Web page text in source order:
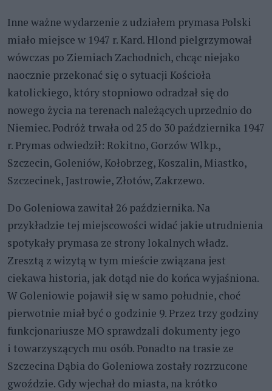
Inne ważne wydarzenie z udziałem prymasa Polski
miało miejsce w 1947 r. Kard. Hlond pielgrzymował
wówczas po Ziemiach Zachodnich, chcąc niejako
naocznie przekonać się o sytuacji Kościoła
katolickiego, który stopniowo odradzał się do
nowego życia na terenach należących uprzednio do
Niemiec. Podróż trwała od 25 do 30 października 1947
r. Prymas odwiedził: Rokitno, Gorzów Wlkp.,
Szczecin, Goleniów, Kołobrzeg, Koszalin, Miastko,
Szczecinek, Jastrowie, Złotów, Zakrzewo.
Do Goleniowa zawitał 26 października. Na
przykładzie tej miejscowości widać jakie utrudnienia
spotykały prymasa ze strony lokalnych władz.
Zresztą z wizytą w tym mieście związana jest
ciekawa historia, jak dotąd nie do końca wyjaśniona.
W Goleniowie pojawił się w samo południe, choć
pierwotnie miał być o godzinie 9. Przez trzy godziny
funkcjonariusze MO sprawdzali dokumenty jego
i towarzyszących mu osób. Ponadto na trasie ze
Szczecina Dąbia do Goleniowa zostały rozrzucone
gwoździe. Gdy wjechał do miasta, na krótko